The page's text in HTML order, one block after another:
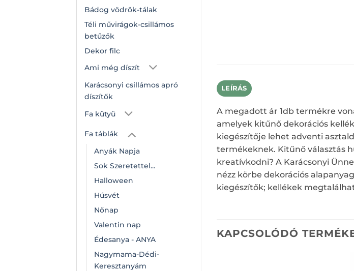
Bádog vödrök-tálak
Téli művirágok-csillámos
betűzők
Dekor filc
Ami még díszít
Karácsonyi csillámos apró
díszítők
Fa kütyü
Fa táblák
Anyák Napja
Sok Szeretettel...
Halloween
Húsvét
Nőnap
Valentin nap
Édesanya - ANYA
Nagymama-Dédi-
Keresztanyám
LEÍRÁS
A megadott ár 1db termékre
amelyek kitűnő dekorációs
kiegészítője lehet adventi
termékeknek. Kitűnő választás
kreatívkodni? A Karácsonyi
nézz körbe dekorációs
kiegészítők; kellékek
KAPCSOLÓDÓ